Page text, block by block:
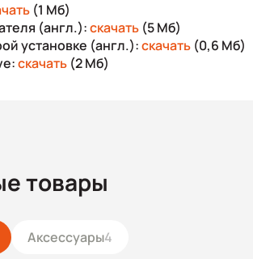
(1 Мб)
(англ.):скачать (5 Мб)
установке (англ.):скачать (0,6 Мб)
скачать (2 Мб)
товары
Аксессуары4